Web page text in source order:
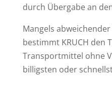
durch Übergabe an
Mangels
bestimmt KRUCH den
Transportmittel ohne
billigsten oder